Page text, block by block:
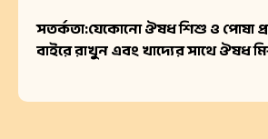
সতর্কতা:যেকোনো ঔষধ শিশু ও পোষা
বাইরে রাখুন এবং খাদ্যের সাথে ঔষধ